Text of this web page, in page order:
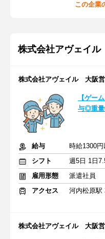
この企業
株式会社アヴェイ
株式会社アヴェイル 大阪営
【ゲー
与◎重
給与
時給1300
シフト
週5日 1日
雇用形態
派遣社員
アクセス
河内松原駅
株式会社アヴェイル 大阪営